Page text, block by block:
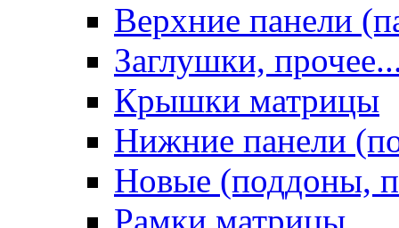
Верхние панели
Заглушки,
Крышки матрицы
Нижние панели
Новые (поддоны,
Рамки матрицы